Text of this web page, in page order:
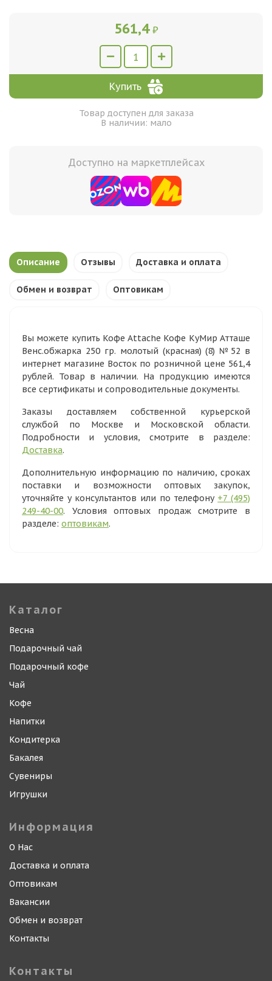
561,4 ₽
Купить
Товар доступен для заказа
В наличии: мало
Доступно на маркетплейсах
Описание Отзывы Доставка и оплата
Обмен и возврат Оптовикам
Вы можете купить Кофе Attache Кофе КуМир Атташе
Венс.обжарка 250 гр. молотый (красная) (8) №52 в
интернет магазине Восток по розничной цене 561,4
рублей. Товар в наличии. На продукцию имеются
все сертификаты и сопроводительные документы.
Заказы доставляем собственной курьерской
службой по Москве и Московской области.
Подробности и условия, смотрите в разделе:
Доставка.
Дополнительную информацию по наличию, сроках
поставки и возможности оптовых закупок,
уточняйте у консультантов или по телефону +7 (495)
249-40-00. Условия оптовых продаж смотрите в
разделе: оптовикам.
Каталог
Весна
Подарочный чай
Подарочный кофе
Чай
Кофе
Напитки
Кондитерка
Бакалея
Сувениры
Игрушки
Информация
О Нас
Доставка и оплата
Оптовикам
Вакансии
Обмен и возврат
Контакты
Контакты